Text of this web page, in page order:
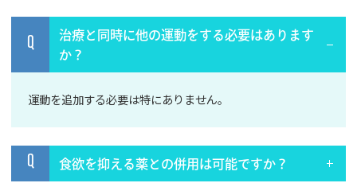
Q
治療と同時に他の運動をする必要はあります
か？
運動を追加する必要は特にありません。
Q 食欲を抑える薬との併用は可能ですか？